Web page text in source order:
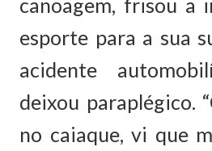
esporte para a sua
acidente
deixou paraplégico.
no caiaque, vi que